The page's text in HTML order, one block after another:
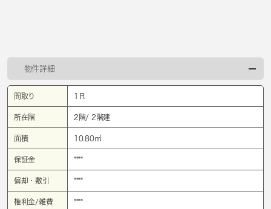
物件詳細
間取り 1Ｒ
所在階 2階/ 2階建
面積 10.80㎡
保証金 ****
償却・敷引 ****
権利金/雑費 ****